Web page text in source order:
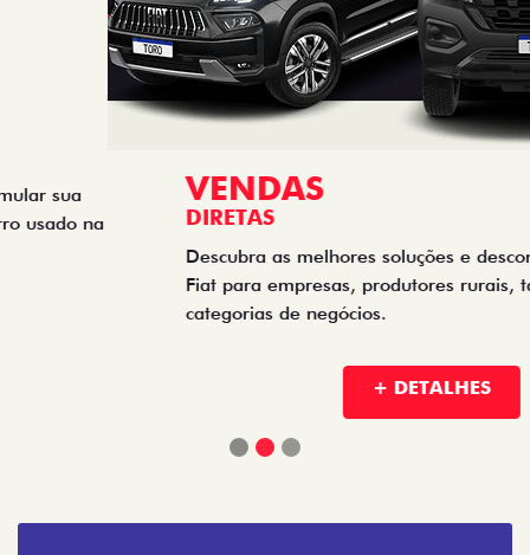
VENDAS
DIRETAS
Descubra as melhores soluções e descontos em um novo
Fiat para empresas, produtores rurais, taxistas e outras
categorias de negócios.